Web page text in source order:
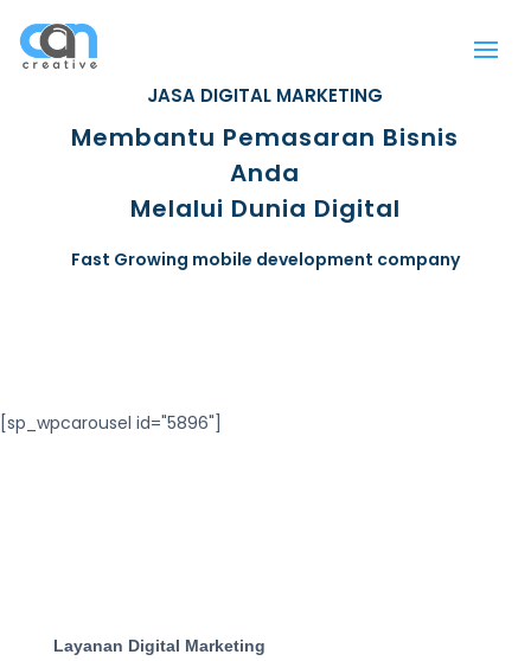
JASA DIGITAL MARKETING
Membantu Pemasaran Bisnis
Anda
Melalui Dunia Digital
Fast Growing mobile development company
[sp_wpcarousel id="5896"]
Layanan Digital Marketing